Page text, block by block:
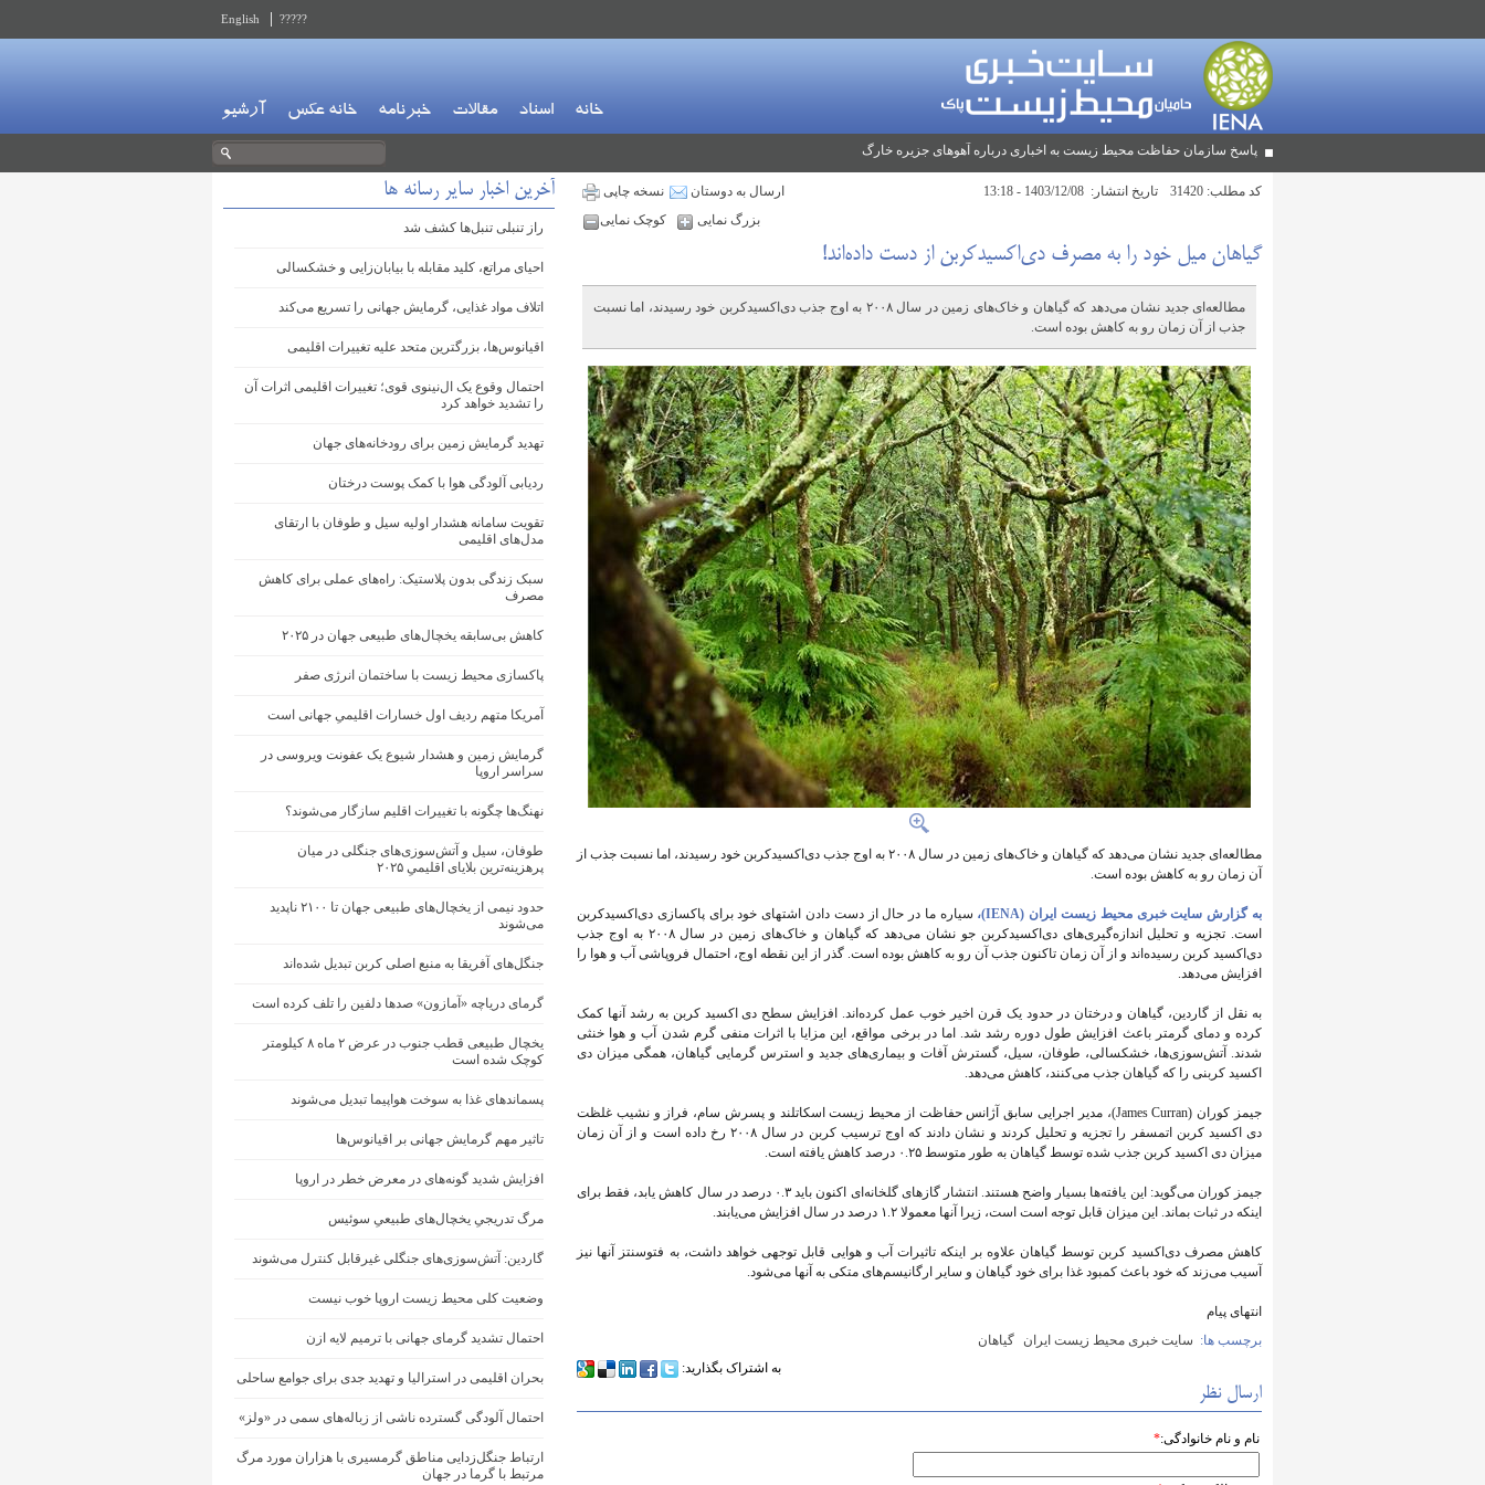
?????
English
خانه اسناد مقالات خبرنامه خانه عکس آرشیو
پاسخ سازمان حفاظت محیط زیست به اخباری درباره آهوهای جزیره خارگ
کد مطلب: تاریخ انتشار: نسخه چاپی
ارسال به دوستان
بزرگ نمایی
کوچک نمایی
گیاهان میل خود را به مصرف دی‌اکسیدکربن از دست داده‌اند!
مطالعه‌ای جدید نشان می‌دهد که گیاهان و خاک‌های زمین در سال ۲۰۰۸ به اوج جذب دی‌اکسیدکربن خود رسیدند، اما نسبت
جذب از آن زمان رو به کاهش بوده است.
مطالعه‌ای جدید نشان می‌دهد که گیاهان و خاک‌های زمین در سال ۲۰۰۸ به اوج جذب دی‌اکسیدکربن خود رسیدند، اما نسبت جذب از
آن زمان رو به کاهش بوده است.
به گزارش سایت خبری محیط زیست ایران (IENA)،
سیاره ما در حال از دست دادن اشتهای خود برای پاکسازی دی‌اکسیدکربن
است. تجزیه و تحلیل اندازه‌گیری‌های دی‌اکسیدکربن جو نشان می‌دهد که گیاهان و خاک‌های زمین در سال ۲۰۰۸ به اوج جذب
دی‌اکسید کربن رسیده‌اند و از آن زمان تاکنون جذب آن رو به کاهش بوده است. گذر از این نقطه اوج، احتمال فروپاشی آب و هوا را
افزایش می‌دهد.
به نقل از گاردین، گیاهان و درختان در حدود یک قرن اخیر خوب عمل کرده‌اند. افزایش سطح دی اکسید کربن به رشد آنها کمک
کرده و دمای گرمتر باعث افزایش طول دوره رشد شد. اما در برخی مواقع، این مزایا با اثرات منفی گرم شدن آب و هوا خنثی
شدند. آتش‌سوزی‌ها، خشکسالی، طوفان، سیل، گسترش آفات و بیماری‌های جدید و استرس گرمایی گیاهان، همگی میزان دی
اکسید کربنی را که گیاهان جذب می‌کنند، کاهش می‌دهد.
جیمز کوران (James Curran)، مدیر اجرایی سابق آژانس حفاظت از محیط زیست اسکاتلند و پسرش سام، فراز و نشیب غلظت
دی اکسید کربن اتمسفر را تجزیه و تحلیل کردند و نشان دادند که اوج ترسیب کربن در سال ۲۰۰۸ رخ داده است و از آن زمان
میزان دی اکسید کربن جذب شده توسط گیاهان به طور متوسط ‌۰.۲۵ درصد کاهش یافته است.
جیمز کوران می‌گوید: این یافته‌ها بسیار واضح هستند. انتشار گازهای گلخانه‌ای اکنون باید ۰.۳ درصد در سال کاهش یابد، فقط برای
اینکه در ثبات بماند. این میزان قابل توجه است است، زیرا آنها معمولا ۱.۲ درصد در سال افزایش می‌یابند.
کاهش مصرف دی‌اکسید کربن توسط گیاهان علاوه بر اینکه تاثیرات آب و هوایی قابل توجهی خواهد داشت، به فتوسنتز آنها نیز
آسیب می‌زند که خود باعث کمبود غذا برای خود گیاهان و سایر ارگانیسم‌های متکی به آنها می‌شود.
انتهای پیام
برچسب ها: سایت خبری محیط زیست ایران
گیاهان
به اشتراک بگذارید:
ارسال نظر
نام و نام خانوادگی:*
آخرین اخبار سایر رسانه ها
راز تنبلی تنبل‌ها کشف شد
احیای مراتع، کلید مقابله با بیابان‌زایی و خشکسالی
اتلاف مواد غذایی، گرمایش جهانی را تسریع می‌کند
اقیانوس‌ها، بزرگترین متحد علیه تغییرات اقلیمی
احتمال وقوع یک ال‌نینوی قوی؛ تغییرات اقلیمی اثرات آن
را تشدید خواهد کرد
تهدید گرمایش زمین برای رودخانه‌های جهان
ردیابی آلودگی هوا با کمک پوست درختان
تقویت سامانه هشدار اولیه سیل و طوفان با ارتقای
مدل‌های اقلیمی
سبک زندگی بدون پلاستیک: راه‌های عملی برای کاهش
مصرف
کاهش بی‌سابقه‌ یخچال‌های طبیعی جهان در ۲۰۲۵
پاکسازی محیط زیست با ساختمان انرژی صفر
آمریکا متهم ردیف اول خسارات اقلیمیِ جهانی است
گرمایش زمین و هشدار شیوع یک عفونت ویروسی در
سراسر اروپا
نهنگ‌ها چگونه با تغییرات اقلیم سازگار می‌شوند؟
طوفان، سیل و آتش‌سوزی‌های جنگلی در میان
پرهزینه‌ترین بلایای اقلیمیِ ۲۰۲۵
حدود نیمی از یخچال‌های طبیعی جهان تا ۲۱۰۰ ناپدید
می‌شوند
جنگل‌های آفریقا به منبع اصلی کربن تبدیل شده‌اند
گرمای دریاچه «آمازون» صدها دلفین را تلف کرده است
یخچال طبیعی قطب جنوب در عرض ۲ ماه ۸ کیلومتر
کوچک شده است
پسماندهای غذا به سوخت هواپیما تبدیل می‌شوند
تاثیر مهم گرمایش جهانی بر اقیانوس‌ها
افزایش شدید گونه‌های در معرض خطر در اروپا
مرگ تدریجیِ یخچال‌های طبیعیِ سوئیس
گاردین: آتش‌سوزی‌های جنگلی غیرقابل کنترل می‌شوند
وضعیت کلی محیط زیست اروپا خوب نیست
احتمال تشدید گرمای جهانی با ترمیم لایه ازن
بحران اقلیمی در استرالیا و تهدید جدی برای جوامع ساحلی
احتمال آلودگی گسترده ناشی از زباله‌های سمی در «ولز»
ارتباط جنگل‌زدایی مناطق گرمسیری با هزاران مورد مرگ
مرتبط با گرما در جهان